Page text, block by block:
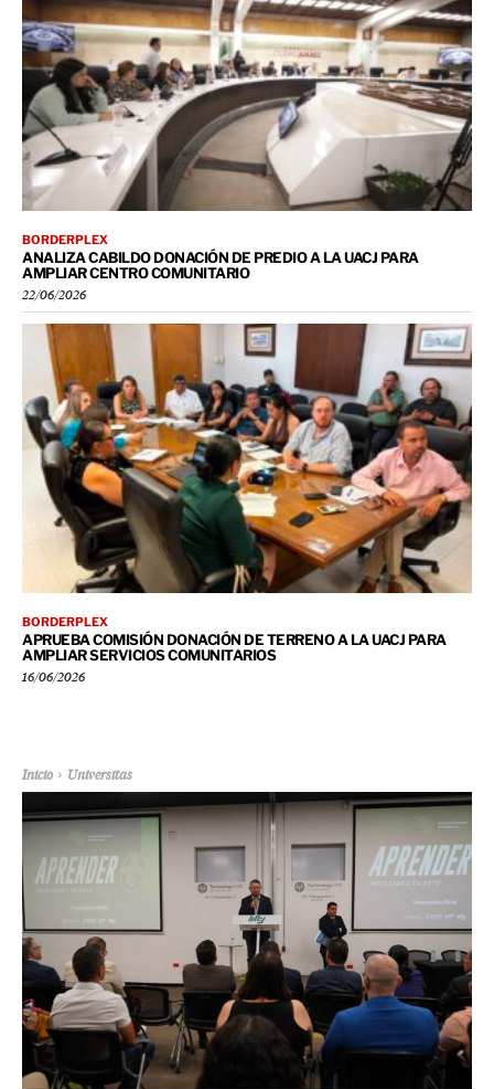
BORDERPLEX
ANALIZA CABILDO DONACIÓN DE PREDIO A LA UACJ PARA
AMPLIAR CENTRO COMUNITARIO
22/06/2026
BORDERPLEX
APRUEBA COMISIÓN DONACIÓN DE TERRENO A LA UACJ PARA
AMPLIAR SERVICIOS COMUNITARIOS
16/06/2026